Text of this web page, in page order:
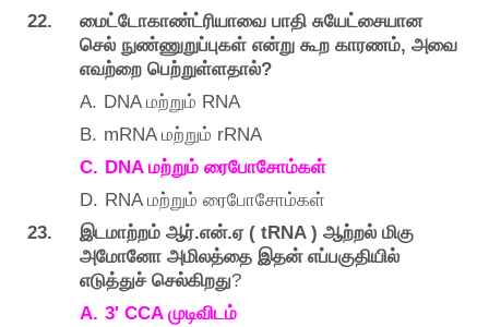
22. மைட்டோகாண்ட்ரியாவை பாதி சுயேட்சையான
செல் நுண்ணுறுப்புகள் என்று கூற காரணம், அவை
எவற்றை பெற்றுள்ளதால்?
A. DNA மற்றும் RNA
B. mRNA மற்றும் rRNA
C. DNA மற்றும் ரைபோசோம்கள்
D. RNA மற்றும் ரைபோசோம்கள்
23. இடமாற்றம் ஆர்.என்.ஏ( tRNA ) ஆற்றல் மிகு
அமோனோ அமிலத்தை இதன் எப்பகுதியில்
எடுத்துச் செல்கிறது?
A. 3' CCA முடிவிடம்